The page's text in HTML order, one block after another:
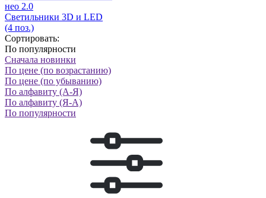
нео 2.0
Светильники 3D и LED
(4 поз.)
Сортировать:
По популярности
Сначала новинки
По цене (по возрастанию)
По цене (по убыванию)
По алфавиту (А-Я)
По алфавиту (Я-А)
По популярности